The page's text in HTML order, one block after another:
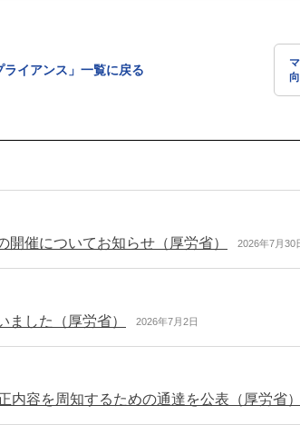
ライアンス」一覧に戻る
開催についてお知らせ（厚労省） 2026年7月30
した（厚労省） 2026年7月2日
容を周知するための通達を公表（厚労省）